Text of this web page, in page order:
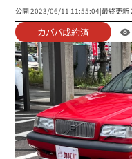
公開2023/06/11 11:55:04|最終更新
カババ成約済